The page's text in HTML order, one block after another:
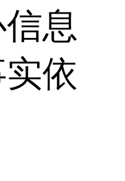
息
实依